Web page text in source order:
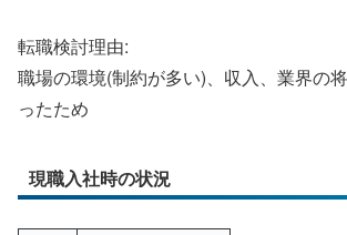
転職検討理由:
職場の環境(制約が多い)、収入、業界の
ったため
現職入社時の状況